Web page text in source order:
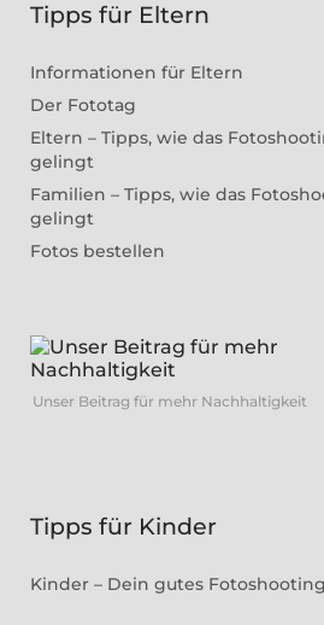
Tipps für Eltern
Informationen für Eltern
Der Fototag
Eltern – Tipps, wie das
gelingt
Familien – Tipps, wie das
gelingt
Fotos bestellen
Unser Beitrag für mehr Nachhaltigkeit
Tipps für Kinder
Kinder – Dein gutes Fotoshooting